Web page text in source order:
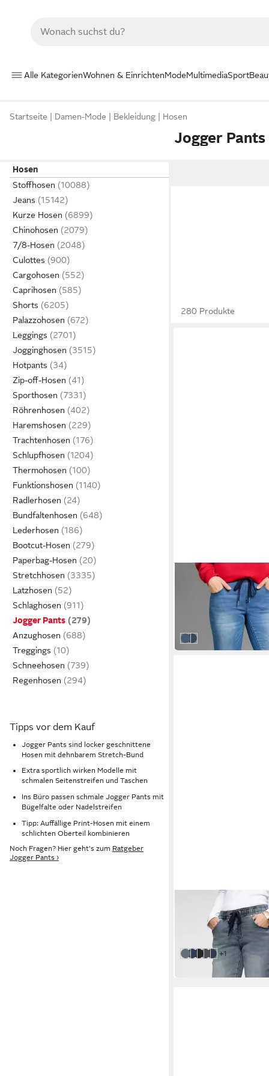
Alle KategorienWohnen & EinrichtenModeMultimediaSport
Startseite Damen-Mode Bekleidung Hosen
Jogger Pants
Hosen
Stoffhosen
Jeans
Kurze Hosen
Chinohosen
7/8-Hosen
Culottes
Cargohosen
Caprihosen
Shorts
Palazzohosen
Leggings
Jogginghosen
Hotpants
Zip-off-Hosen
Sporthosen
Röhrenhosen
Haremshosen
Trachtenhosen
Schlupfhosen
Thermohosen
Funktionshosen
Radlerhosen
Bundfaltenhosen
Lederhosen
Bootcut-Hosen
Paperbag-Hosen
Stretchhosen
Latzhosen
Schlaghosen
Jogger Pants
Anzughosen
Treggings
Schneehosen
Regenhosen
Tipps vor dem Kauf
Jogger Pants sind locker geschnittene
Hosen mit dehnbarem Stretch-Bund
Extra sportlich wirken Modelle mit
schmalen Seitenstreifen und Taschen
Ins Büro passen schmale Jogger Pants mit
Bügelfalte oder Nadelstreifen
Tipp: Auffällige Print-Hosen mit einem
schlichten Oberteil kombinieren
Noch Fragen? Hier geht's zum Ratgeber
Jogger Pants ›
280 Produkte
KANGAROOS
Jogg Pants 7/8
Bein, mit Used-
Leibhöhe, 7/8-Länge
ab 56,99 € UVP69,99 €
new mid blue
blue used
Jogg Pants
64,99 € UVP 79,99 €
light blue
blue used
black used
grey used
dark rinsed
weitere Farben:
+1